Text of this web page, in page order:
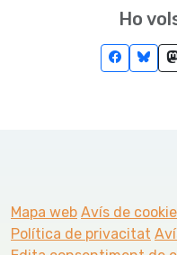
Ho
Mapa web Avís de
Política de privacitat